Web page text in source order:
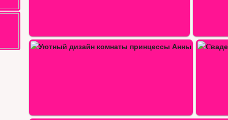
Cвадебная прическа для принцессы